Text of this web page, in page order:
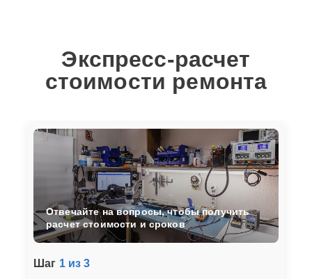
Экспресс-расчет
стоимости ремонта
Шаг 1 из 3
Отвечайте на вопросы, чтобы получить
расчет стоимости и сроков